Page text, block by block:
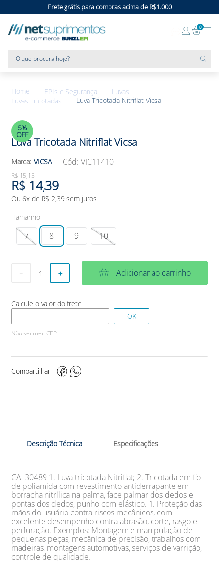
Frete grátis para compras acima de R$1.000
0
EPIs e Segurança
Luvas
Luvas Tricotadas
Luva Tricotada Nitriflat Vicsa
5%
OFF
Luva Tricotada Nitriflat Vicsa
VICSA : VIC11410
R$15,15
R$ 14,39
Ou 6x de R$ 2,39 sem juros
Tamanho
7 8 9 10
＋ Adicionar ao carrinho
Não sei meu CEP
Compartilhar
Descrição Técnica Especificações
CA: 30489 1. Luva tricotada Nitriflat; 2. Tricotada em fio
de poliamida com revestimento antiderrapante em
borracha nitrílica na palma, face palmar dos dedos e
pontas dos dedos, punho com elástico. 1. Proteção das
mãos do usuário contra riscos mecânicos, com
excelente desempenho contra abrasão, corte, rasgo e
perfuração. Exemplos: Montagem e manipulação de
pequenas peças, mecânica de precisão, trabalhos com
madeiras, montagens automotivas, serviços de varrição,
controle de qualidade.